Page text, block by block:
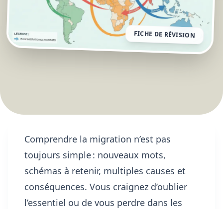
FICHE DE RÉVISION
Comprendre la migration n’est pas
toujours simple : nouveaux mots,
schémas à retenir, multiples causes et
conséquences. Vous craignez d’oublier
l’essentiel ou de vous perdre dans les